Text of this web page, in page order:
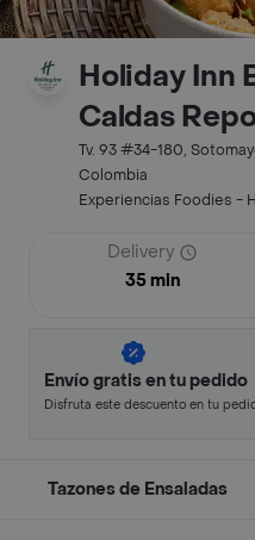
Holiday Inn
Caldas
Tv. 93 #34-180,
Colombia
Experiencias Foodies -
Delivery
35 min
Envío gratis en tu pedido
Disfruta este descuento en tu
Tazones de Ensaladas